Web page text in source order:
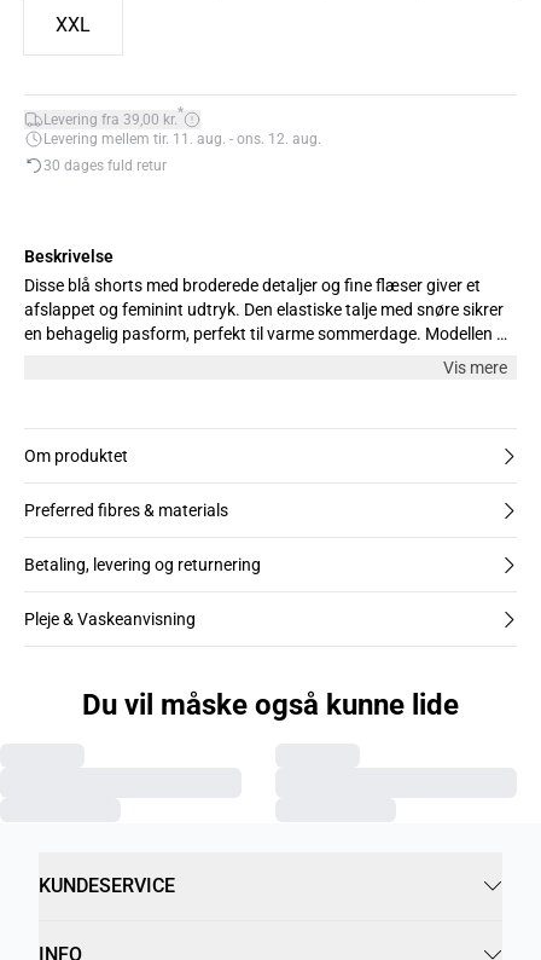
XXL
Levering fra 39,00 kr.*
Levering mellem tir. 11. aug. - ons. 12. aug.
30 dages fuld retur
Beskrivelse
Disse blå shorts med broderede detaljer og fine flæser giver et
afslappet og feminint udtryk. Den elastiske talje med snøre sikrer
en behagelig pasform, perfekt til varme sommerdage. Modellen er
Vis mere
Om produktet
Preferred fibres & materials
Betaling, levering og returnering
Pleje & Vaskeanvisning
Du vil måske også kunne lide
KUNDESERVICE
INFO